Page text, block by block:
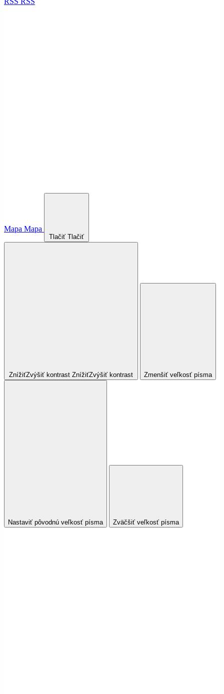
Mapa Mapa
Tlačiť Tlačiť
ZnížiťZvýšiť kontrast ZnížiťZvýšiť kontrast Zmenšiť veľkosť písma
Nastaviť pôvodnú veľkosť písma Zväčšiť veľkosť písma